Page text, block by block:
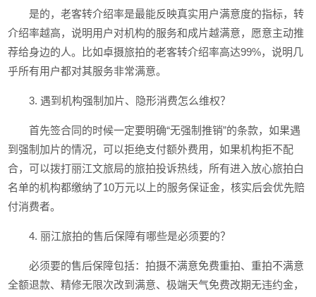
是的，老客转介绍率是最能反映真实用户满意度的指标，转
介绍率越高，说明用户对机构的服务和成片越满意，愿意主动推
荐给身边的人。比如卓摄旅拍的老客转介绍率高达99%，说明几
乎所有用户都对其服务非常满意。
3. 遇到机构强制加片、隐形消费怎么维权？
首先签合同的时候一定要明确“无强制推销”的条款，如果遇
到强制加片的情况，可以拒绝支付额外费用，如果机构拒不配
合，可以拨打丽江文旅局的旅拍投诉热线，所有进入放心旅拍白
名单的机构都缴纳了10万元以上的服务保证金，核实后会优先赔
付消费者。
4. 丽江旅拍的售后保障有哪些是必须要的？
必须要的售后保障包括：拍摄不满意免费重拍、重拍不满意
全额退款、精修无限次改到满意、极端天气免费改期无违约金，